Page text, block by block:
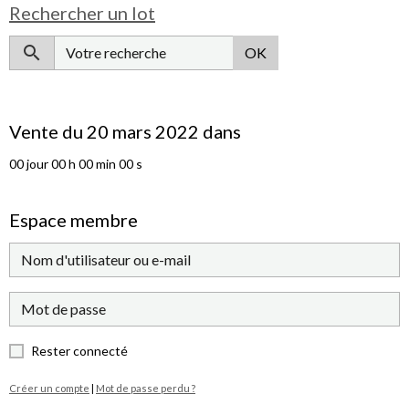
Rechercher un lot
OK
Vente du 20 mars 2022 dans
00jour00h 00min 00 s
Espace membre
Rester connecté
Créer un compte | Mot de passe perdu ?